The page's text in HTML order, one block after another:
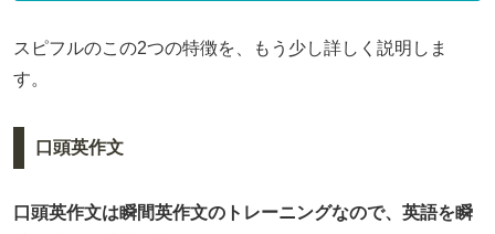
スピフルのこの2つの特徴を、もう少し詳しく説明しま
す。
口頭英作文
口頭英作文は瞬間英作文のトレーニングなので、英語を瞬